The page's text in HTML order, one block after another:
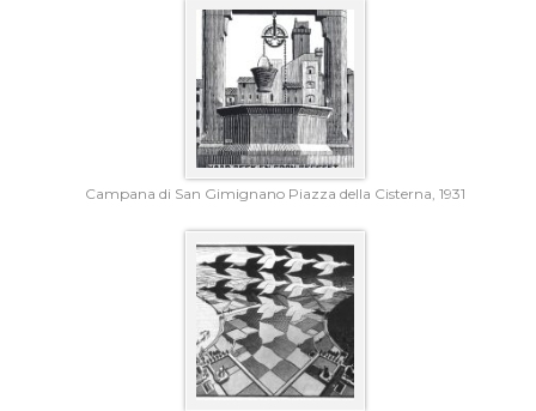
Campana di San Gimignano Piazza della Cisterna, 1931